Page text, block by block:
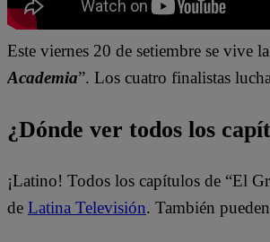
Este viernes 20 de setiembre se vive
Academia”. Los cuatro finalistas
¿Dónde ver todos los
¡Latino! Todos los capítulos de “El
de Latina Televisión. También